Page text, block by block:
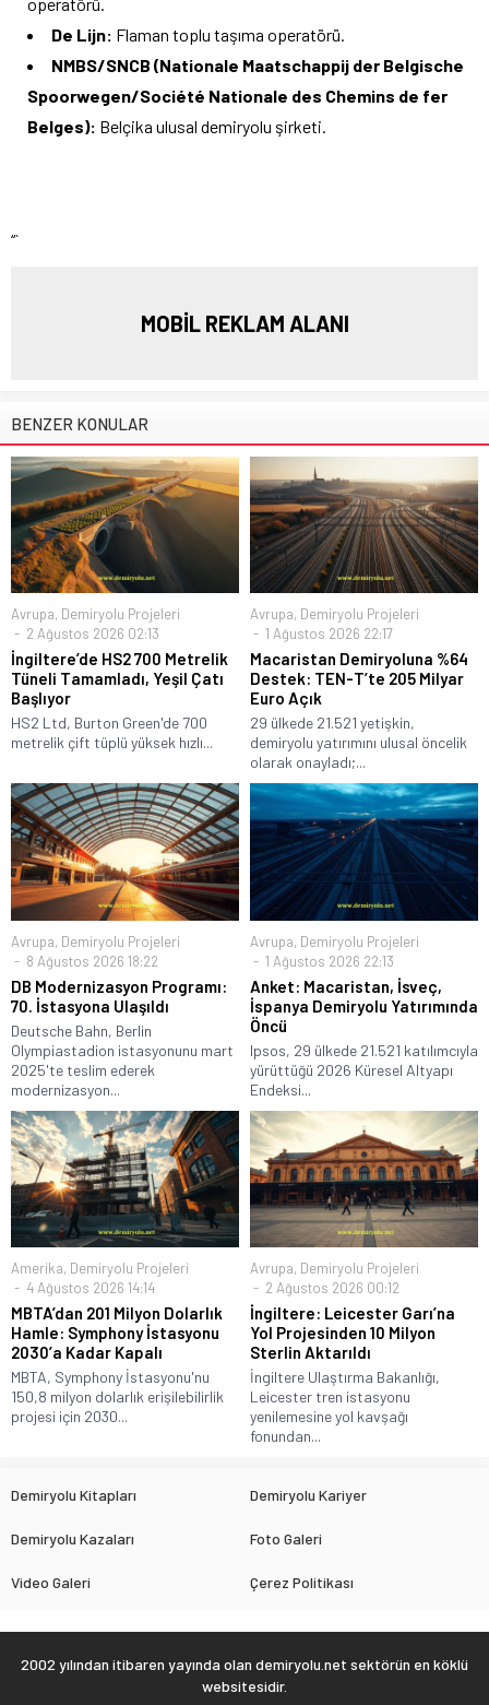
De Lijn: Flaman toplu taşıma operatörü.
NMBS/SNCB (Nationale Maatschappij der Belgische
Spoorwegen/Société Nationale des Chemins de fer
Belges): Belçika ulusal demiryolu şirketi.
“`
MOBİL REKLAM ALANI
BENZER KONULAR
Avrupa, Demiryolu Projeleri
2 Ağustos 2026 02:13
İngiltere’de HS2 700 Metrelik
Tüneli Tamamladı, Yeşil Çatı
Başlıyor
HS2 Ltd, Burton Green'de 700
metrelik çift tüplü yüksek hızlı...
Avrupa, Demiryolu Projeleri
1 Ağustos 2026 22:17
Macaristan Demiryoluna %64
Destek: TEN-T’te 205 Milyar
Euro Açık
29 ülkede 21.521 yetişkin,
demiryolu yatırımını ulusal öncelik
olarak onayladı;...
Avrupa, Demiryolu Projeleri
8 Ağustos 2026 18:22
DB Modernizasyon Programı:
70. İstasyona Ulaşıldı
Deutsche Bahn, Berlin
Olympiastadion istasyonunu mart
2025'te teslim ederek
modernizasyon...
Avrupa, Demiryolu Projeleri
1 Ağustos 2026 22:13
Anket: Macaristan, İsveç,
İspanya Demiryolu Yatırımında
Öncü
Ipsos, 29 ülkede 21.521 katılımcıyla
yürüttüğü 2026 Küresel Altyapı
Endeksi...
Amerika, Demiryolu Projeleri
4 Ağustos 2026 14:14
MBTA’dan 201 Milyon Dolarlık
Hamle: Symphony İstasyonu
2030’a Kadar Kapalı
MBTA, Symphony İstasyonu'nu
150,8 milyon dolarlık erişilebilirlik
projesi için 2030...
Avrupa, Demiryolu Projeleri
2 Ağustos 2026 00:12
İngiltere: Leicester Garı’na
Yol Projesinden 10 Milyon
Sterlin Aktarıldı
İngiltere Ulaştırma Bakanlığı,
Leicester tren istasyonu
yenilemesine yol kavşağı
fonundan...
Demiryolu Kitapları Demiryolu Kariyer
Demiryolu Kazaları Foto Galeri
Video Galeri Çerez Politikası
2002 yılından itibaren yayında olan demiryolu.net sektörün en köklü
websitesidir.